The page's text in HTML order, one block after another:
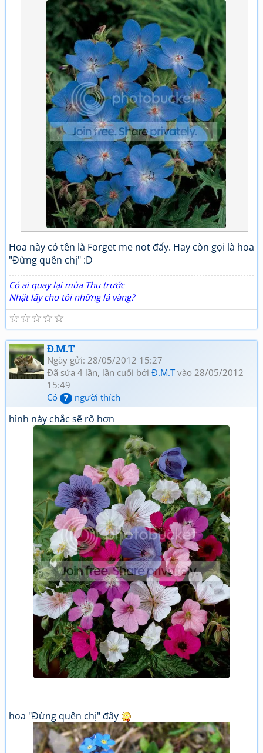
Hoa này có tên là Forget me not đấy. Hay còn gọi là hoa
"Đừng quên chị" :D
Có ai quay lại mùa Thu trước
Nhặt lấy cho tôi những lá vàng?
☆
☆
☆
☆
☆
Đ.M.T
Ngày gửi: 28/05/2012 15:27
Đã sửa 4 lần, lần cuối bởi Đ.M.Tvào 28/05/2012
15:49
Có
7 người thích
hình này chắc sẽ rõ hơn
hoa "Đừng quên chị" đây